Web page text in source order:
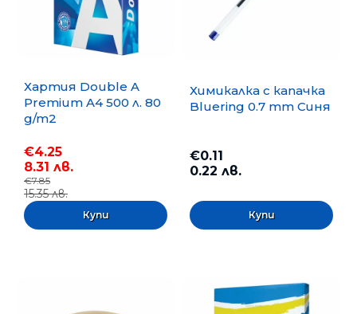
Хартия Double A
Premium A4 500 л. 80
g/m2
€4.25
8.31 лв.
€7.85
15.35 лв.
Химикалка с капачка
Bluering 0.7 mm Синя
€0.11
0.22 лв.